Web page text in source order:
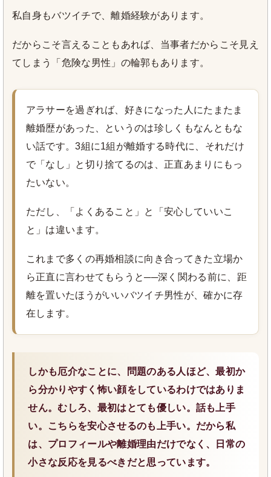
私自身もバツイチで、離婚経験があります。
だからこそ言えることもあれば、当事者だからこそ見え
てしまう「危険な男性」の輪郭もあります。
アラサーを過ぎれば、好きになった人にたまたま
離婚歴があった、というのは珍しくもなんともな
い話です。3組に1組が離婚する時代に、それだけ
で「なし」と切り捨てるのは、正直あまりにもっ
たいない。
ただし、「よくあること」と「安心していいこ
と」は違います。
これまで多くの再婚相談に向き合ってきた立場か
ら正直に言わせてもらうと──深く関わる前に、距
離を置いたほうがいいバツイチ男性が、確かに存
在します。
しかも厄介なことに、問題のある人ほど、最初か
ら分かりやすく怖い顔をしているわけではありま
せん。むしろ、最初はとても優しい。話も上手
い。こちらを安心させるのも上手い。だから私
は、プロフィールや離婚理由だけでなく、日常の
小さな反応を見るべきだと思っています。